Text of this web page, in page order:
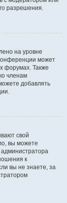
разрешения.
на уровне
может
форумах. Также
членам
добавлять
свой
вы можете
к
вы не знаете, за